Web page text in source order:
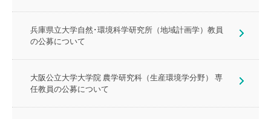
兵庫県立大学自然･環境科学研究所（地域計画学）教員
の公募について
大阪公立大学大学院 農学研究科（生産環境学分野） 専
任教員の公募について